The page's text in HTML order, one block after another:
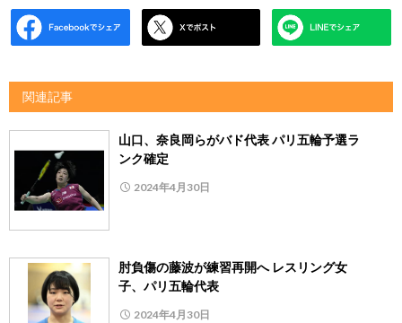
関連記事
山口、奈良岡らがバド代表 パリ五輪予選ラ
ンク確定
2024年4月30日
肘負傷の藤波が練習再開へ レスリング女
子、パリ五輪代表
2024年4月30日